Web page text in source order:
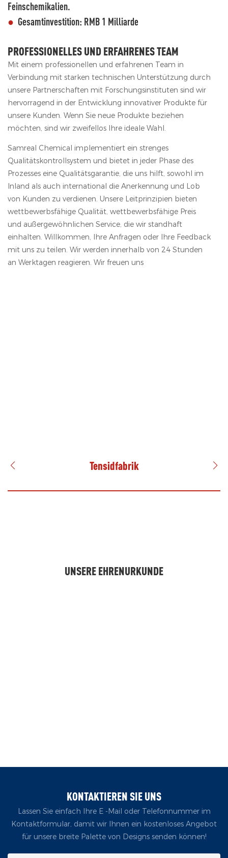
Feinschemikalien.
● Gesamtinvestition: RMB 1 Milliarde
PROFESSIONELLES UND ERFAHRENES TEAM
Mit einem professionellen und erfahrenen Team in
Verbindung mit starken technischen Unterstützung durch
unsere Partnerschaften mit Forschungsinstituten sind wir
hervorragend in der Entwicklung innovativer Produkte für
unsere Kunden. Wenn Sie neue Produkte beziehen
möchten, sind wir zweifellos Ihre ideale Wahl.
Samreal Chemical implementiert ein strenges
Qualitätskontrollsystem und bietet in jeder Phase des
Prozesses eine Qualitätsgarantie, die uns hilft, sowohl im
Inland als auch international die Anerkennung und Lob
von Kunden zu verdienen. Unsere Leitprinzipien bieten
wettbewerbsfähige Qualität, wettbewerbsfähige Preis
und außergewöhnlichen Service, die wir standhaft
einhalten. Willkommen, Ihre Anfragen oder Ihre Feedback
mit uns zu teilen. Wir werden innerhalb von 24 Stunden
an Werktagen reagieren. Wir freuen uns
Tensidfabrik
UNSERE EHRENURKUNDE
KONTAKTIEREN SIE UNS
Lassen Sie einfach Ihre E -Mail oder Telefonnummer im
Kontaktformular, damit wir Ihnen ein kostenloses Angebot
für unsere breite Palette von Designs senden können!